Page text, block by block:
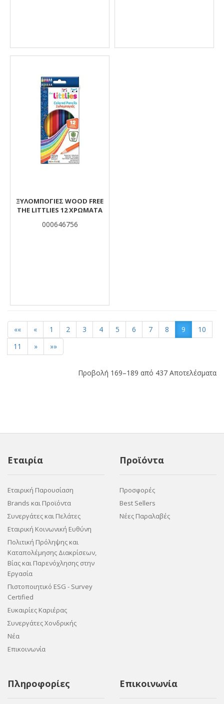
ΞΥΛΟΜΠΟΓΙΈΣ WOOD FREE
THE LITTLIES 12 ΧΡΏΜΑΤΑ
000646756
«« « 1 2 3 4 5 6 7 8 9
10
11
» »»
Προβολή 169–189 από 437 Αποτελέσματα
Εταιρία
Εταιρική Παρουσίαση
Brands και Προϊόντα
Συνεργάτες και Πελάτες
Εταιρική Κοινωνική Ευθύνη
Πολιτική Πρόληψης και
Καταπολέμησης Διακρίσεων,
Βίας και Παρενόχλησης στην
Εργασία
Πιστοποιητικό ESG - Survey
Certified
Ευκαιρίες Καριέρας
Συνεργάτες Χονδρικής
Νέα
Επικοινωνία
Προϊόντα
Προσφορές
Best Sellers
Νέες Παραλαβές
Πληροφορίες Επικοινωνία